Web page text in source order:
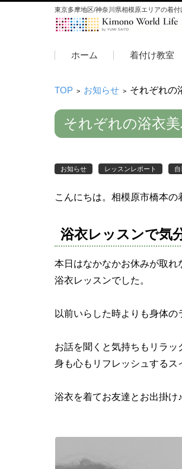
東京多摩地区/神奈川県相模原エリアの着
ホーム
着付け教室
TOP > お知らせ > それぞれの
それぞれの浴衣
お知らせ レッスンレポート 自
こんにちは。相模原市橋本の
浴衣レッスンで気
本日はなかなかお休みが取れ
浴衣レッスンでした。
以前いらした時よりも身体の
お話を聞くと気持ちもリラッ
身も心もリフレッシュするス
浴衣を着てお友達とお出掛